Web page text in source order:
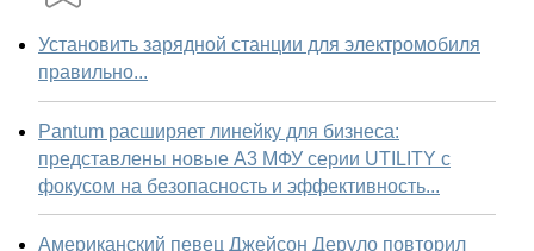
Установить зарядной станции для электромобиля
правильно...
Pantum расширяет линейку для бизнеса:
представлены новые А3 МФУ серии UTILITY с
фокусом на безопасность и эффективность...
Американский певец Джейсон Деруло повторил